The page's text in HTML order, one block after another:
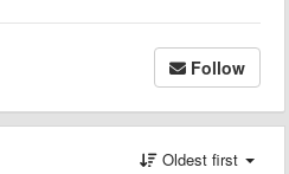
Follow
Oldest first